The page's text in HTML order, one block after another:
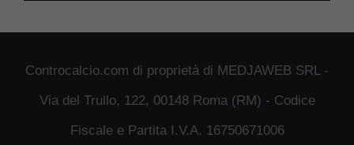
Controcalcio.com di proprietà di MEDJAWEB SRL -
Via del Trullo, 122, 00148 Roma (RM) - Codice
Fiscale e Partita I.V.A. 16750671006